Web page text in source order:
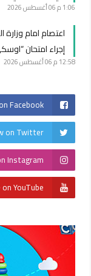
1:06 م 06 أغسطس 2026
اعتصام امام وزارة
إجراء امتحان
12:58 م 06 أغسطس 2026
Facebook
on Twitter
Instagram
YouTube